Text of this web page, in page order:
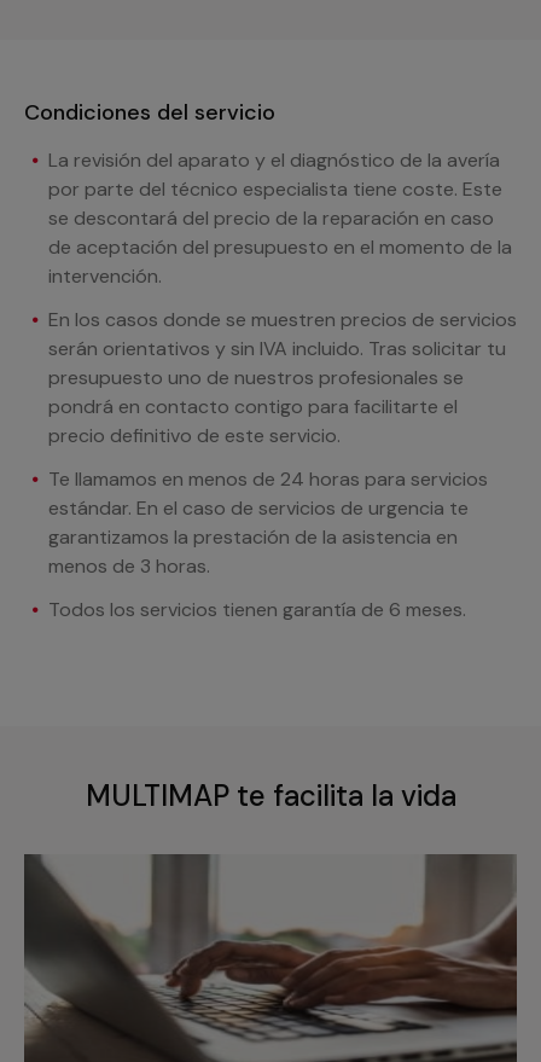
Condiciones del servicio
La revisión del aparato y el diagnóstico de la avería
por parte del técnico especialista tiene coste. Este
se descontará del precio de la reparación en caso
de aceptación del presupuesto en el momento de la
intervención.
En los casos donde se muestren precios de servicios
serán orientativos y sin IVA incluido. Tras solicitar tu
presupuesto uno de nuestros profesionales se
pondrá en contacto contigo para facilitarte el
precio definitivo de este servicio.
Te llamamos en menos de 24 horas para servicios
estándar. En el caso de servicios de urgencia te
garantizamos la prestación de la asistencia en
menos de 3 horas.
Todos los servicios tienen garantía de 6 meses.
MULTIMAP te facilita la vida